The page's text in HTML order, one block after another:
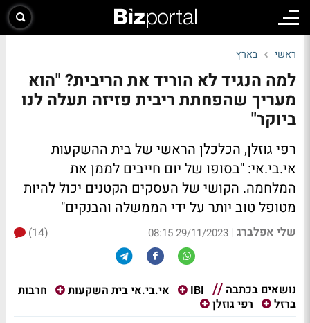
ראשי בארץ
למה הנגיד לא הוריד את הריבית? "הוא
מעריך שהפחתת ריבית פזיזה תעלה לנו
ביוקר"
רפי גוזלן, הכלכלן הראשי של בית ההשקעות
אי.בי.אי: "בסופו של יום חייבים לממן את
המלחמה. הקושי של העסקים הקטנים יכול להיות
מטופל טוב יותר על ידי הממשלה והבנקים"
שלי אפלברג |
29/11/2023 08:15
(14)
נושאים בכתבה IBI אי.בי.אי בית השקעות
חרבות
ברזל
רפי גוזלן